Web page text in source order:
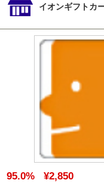
イオンギフトカ
95.0% ¥2,850